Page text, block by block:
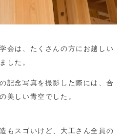
会は、たくさんの方にお越しい
した。
記念写真を撮影した際には、合
美しい青空でした。
もスゴいけど、大工さん全員の